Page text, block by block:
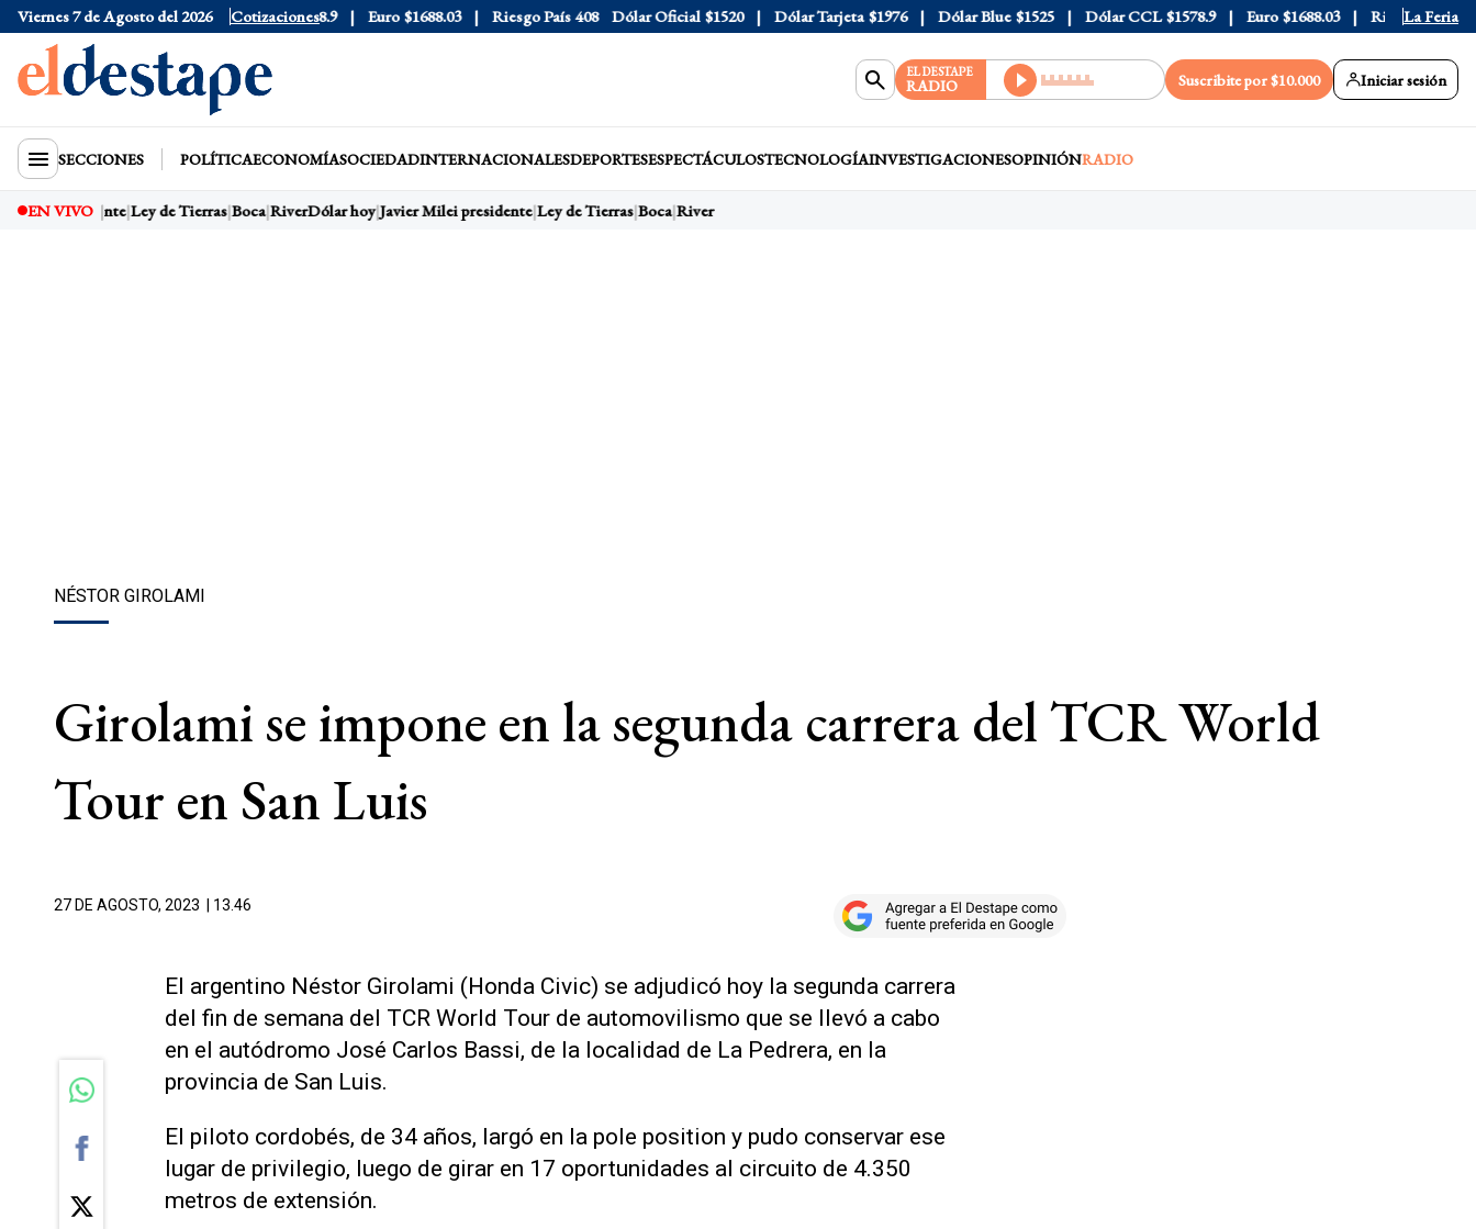
Viernes 7 de Agosto del 2026 Cotizaciones
Dólar Blue $1525 Dólar CCL $1578.9 Euro $1688.03 Riesgo País 408 Dólar Oficial $1520 Dólar Tarjeta $1976 Dólar Blue $1525 Dólar CCL $1578.9 Euro $1688.03 Riesgo País 408
La Feria
EL DESTAPE
RADIO Suscribite por $10.000 Iniciar sesión
SECCIONES POLÍTICAECONOMÍASOCIEDADINTERNACIONALESDEPORTESESPECTÁCULOSTECNOLOGÍAINVESTIGACIONESOPINIÓNRADIO
EN VIVO
Milei presidente Ley de Tierras Boca RiverDólar hoy Javier Milei presidente Ley de Tierras Boca River
NÉSTOR GIROLAMI
Girolami se impone en la segunda carrera del TCR World
Tour en San Luis
27 DE AGOSTO, 2023 | 13.46
El argentino Néstor Girolami (Honda Civic) se adjudicó hoy la segunda carrera
del fin de semana del TCR World Tour de automovilismo que se llevó a cabo
en el autódromo José Carlos Bassi, de la localidad de La Pedrera, en la
provincia de San Luis.
El piloto cordobés, de 34 años, largó en la pole position y pudo conservar ese
lugar de privilegio, luego de girar en 17 oportunidades al circuito de 4.350
metros de extensión.